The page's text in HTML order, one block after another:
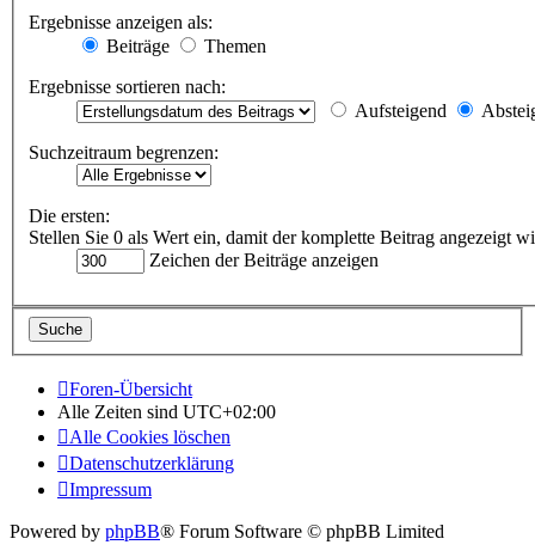
Ergebnisse anzeigen als:
Beiträge
Themen
Ergebnisse sortieren nach:
Aufsteigend
Suchzeitraum begrenzen:
Die ersten:
Stellen Sie 0 als Wert ein, damit der komplette Beitrag angezeigt
Zeichen der Beiträge anzeigen
Foren-Übersicht
Alle Zeiten sind UTC+02:00
Alle Cookies löschen
Datenschutzerklärung
Impressum
Powered by phpBB® Forum Software © phpBB Limited